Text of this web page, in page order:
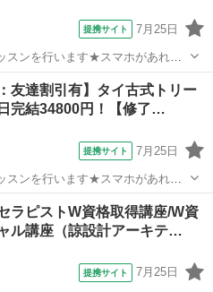
提携サイト 7月25日
スンを行います★スマホがあれば
行うテクニックになります。レッ
頂きます。お客様は洋服を脱がず
っく...
友達割引有】タイ古式トリー
完結34800円！【修了…
提携サイト 7月25日
スンを行います★スマホがあれば
行うテクニックになります。レッ
頂きます。お客様は洋服を脱がず
っく...
ラピストW資格取得講座/W資
ル講座（諒設計アーキテ…
提携サイト 7月25日